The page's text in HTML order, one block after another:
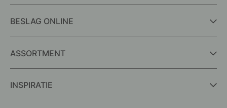
BESLAG ONLINE
ASSORTMENT
INSPIRATIE